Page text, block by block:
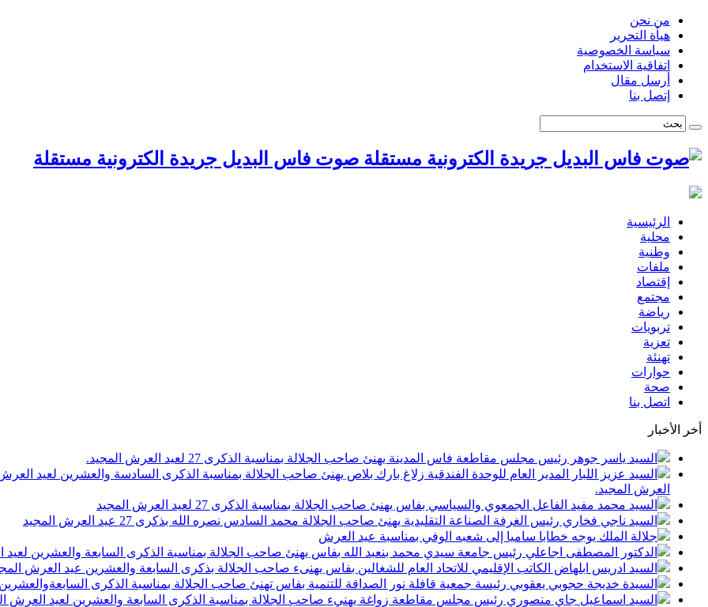
من نحن
هيأة التحرير
سياسة الخصوصية
اتفاقية الاستخدام
أرسل مقال
إتصل بنا
صوت فاس البديل جريدة الكترونية مستقلة
الرئيسية
محلية
وطنية
ملفات
إقتصاد
مجتمع
رياضة
تربويات
تعزية
تهنئة
حوارات
صحة
اتصل بنا
أخر الأخبار
السيد ياسر جوهر رئيس مجلس مقاطعة فاس المدينة يهنئ صاحب الجلالة بمناسبة الذكرى 27 لعيد العرش المجيد.
السيد عزيز اللبار المدير العام للوحدة الفندقية زلاغ بارك بلاص يهنئ صاحب الجلالة بمناسبة الذكرى السادسة والعشرين لعيد
العرش المجيد.
السيد محمد مفيد الفاعل الجمعوي والسياسي بفاس يهنئ صاحب الجلالة بمناسبة الذكرى 27 لعيد العرش المجيد
السيد ناجي فخاري رئيس الغرفة الصناعة التقليدية يهنئ صاحب الجلالة محمد السادس نصره الله بذكرى 27 عيد العرش المجيد
جلالة الملك يوجه خطابا ساميا إلى شعبه الوفي بمناسبة عيد العرش
الدكتور المصطفى اجاعلي رئيس جامعة سيدي محمد بنعبد الله بفاس يهنئ صاحب الجلالة بمناسبة الذكرى السابعة والعشرين لعيد
السيد ادريس ابلهاض الكاتب الإقليمي للاتحاد العام للشغالين بفاس يهنىء صاحب الجلالة بذكرى السابعة والعشرين عيد العرش
السيدة خديجة حجوبي يعقوبي رئيسة جمعية قافلة نور الصداقة للتنمية بفاس تهنئ صاحب الجلالة بمناسبة الذكرى
السيد اسماعيل جاي منصوري رئيس مجلس مقاطعة زواغة يهنيء صاحب الجلالة بمناسبة الذكرى السابعة والعشرين لعيد العرش